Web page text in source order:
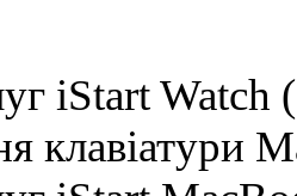
iStart Watch
клавіатури